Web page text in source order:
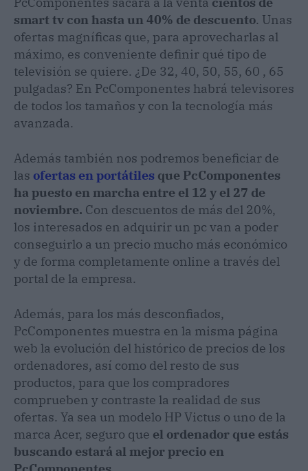
smart tv con hasta un 40% de descuento. Unas
ofertas magníficas que, para aprovecharlas al
máximo, es conveniente definir qué tipo de
televisión se quiere. ¿De 32, 40, 50, 55, 60 , 65
pulgadas? En PcComponentes habrá televisores
de todos los tamaños y con la tecnología más
avanzada.
Además también nos podremos beneficiar de
las ofertas en portátiles que PcComponentes
ha puesto en marcha entre el 12 y el 27 de
noviembre. Con descuentos de más del 20%,
los interesados en adquirir un pc van a poder
conseguirlo a un precio mucho más económico
y de forma completamente online a través del
portal de la empresa.
Además, para los más desconfiados,
PcComponentes muestra en la misma página
web la evolución del histórico de precios de los
ordenadores, así como del resto de sus
productos, para que los compradores
comprueben y contraste la realidad de sus
ofertas. Ya sea un modelo HP Victus o uno de la
marca Acer, seguro que el ordenador que estás
buscando estará al mejor precio en